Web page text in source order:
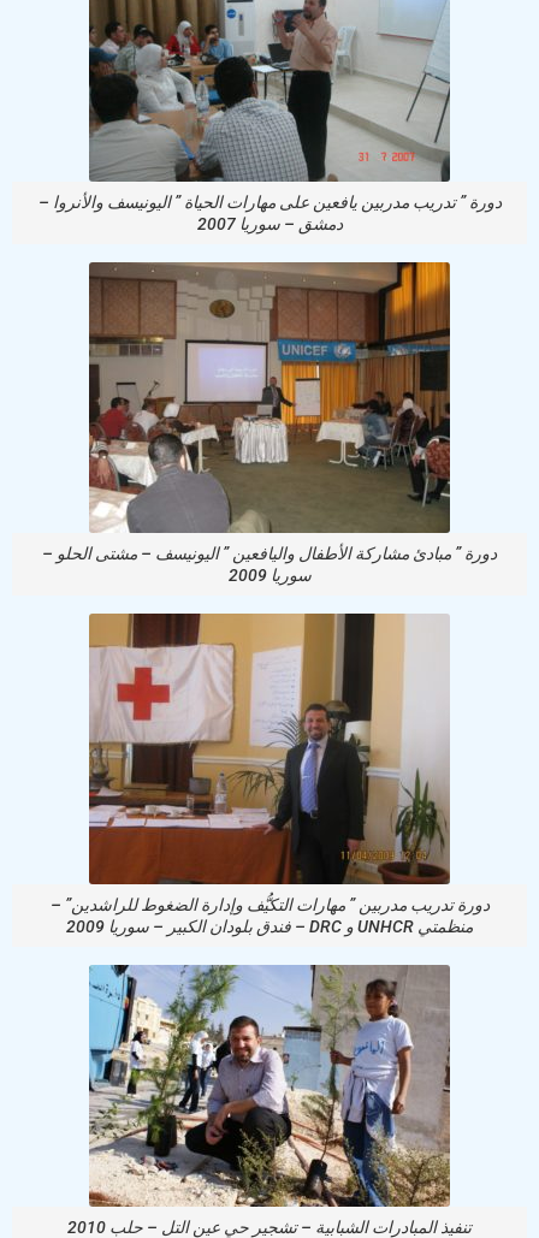
دورة ” تدريب مدربين يافعين على مهارات الحياة ” اليونيسف والأنروا –
دمشق – سوريا 2007
دورة ” مبادئ مشاركة الأطفال واليافعين ” اليونيسف – مشتى الحلو –
سوريا 2009
دورة تدريب مدربين ” مهارات التكيُّف وإدارة الضغوط للراشدين” –
منظمتي UNHCR و DRC – فندق بلودان الكبير – سوريا 2009
تنفيذ المبادرات الشبابية – تشجير حي عين التل – حلب 2010